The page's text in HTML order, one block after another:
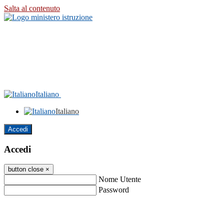
Salta al contenuto
Italiano
Italiano
Accedi
Accedi
button close ×
Nome Utente
Password